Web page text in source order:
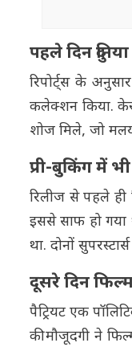
पहले दिन
रिपोर्ट्स के
कलेक्शन किया.
शोज मिले, जो
प्री-बुकिंग में
रिलीज से पहले ही
इससे साफ हो गया
था. दोनों
दूसरे दिन
पैट्रियट एक
की मौजूदगी ने